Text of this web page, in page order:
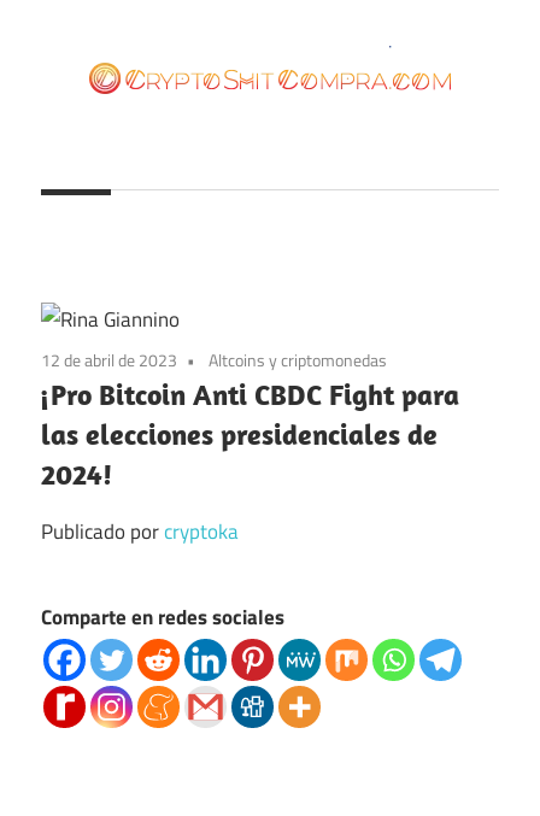
contenido
12 de abril de 2023 Altcoins y criptomonedas
¡Pro Bitcoin Anti CBDC Fight para
las elecciones presidenciales de
2024!
Publicado porcryptoka
Comparte en redes sociales